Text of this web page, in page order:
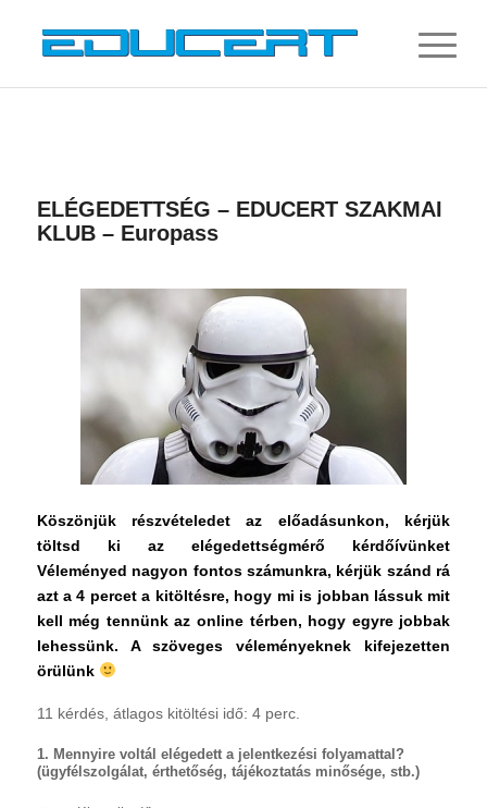
ELÉGEDETTSÉG – EDUCERT SZAKMAI
KLUB – Europass
Köszönjük részvételedet az előadásunkon, kérjük
töltsd ki az elégedettségmérő kérdőívünket
Véleményed nagyon fontos számunkra, kérjük szánd rá
azt a 4 percet a kitöltésre, hogy mi is jobban lássuk mit
kell még tennünk az online térben, hogy egyre jobbak
lehessünk. A szöveges véleményeknek kifejezetten
örülünk
11 kérdés, átlagos kitöltési idő: 4 perc.
1. Mennyire voltál elégedett a jelentkezési folyamattal?
(ügyfélszolgálat, érthetőség, tájékoztatás minősége, stb.)